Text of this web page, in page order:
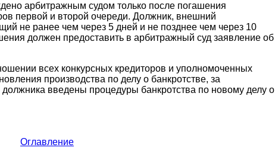
арбитражным судом только после погашения
первой и второй очереди. Должник, внешний
не ранее чем через 5 дней и не позднее чем через 10
должен предоставить в арбитражный суд заявление об
всех конкурсных кредиторов и уполномоченных
производства по делу о банкротстве, за
введены процедуры банкротства по новому делу о
Оглавление